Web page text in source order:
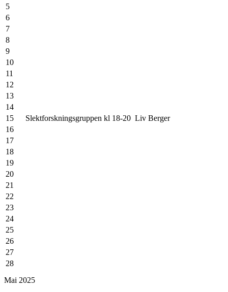
5
6
7
8
9
10
11
12
13
14
15
Slektforskningsgruppen kl 18-20 Liv Berger
16
17
18
19
20
21
22
23
24
25
26
27
28
30
Mai 2025